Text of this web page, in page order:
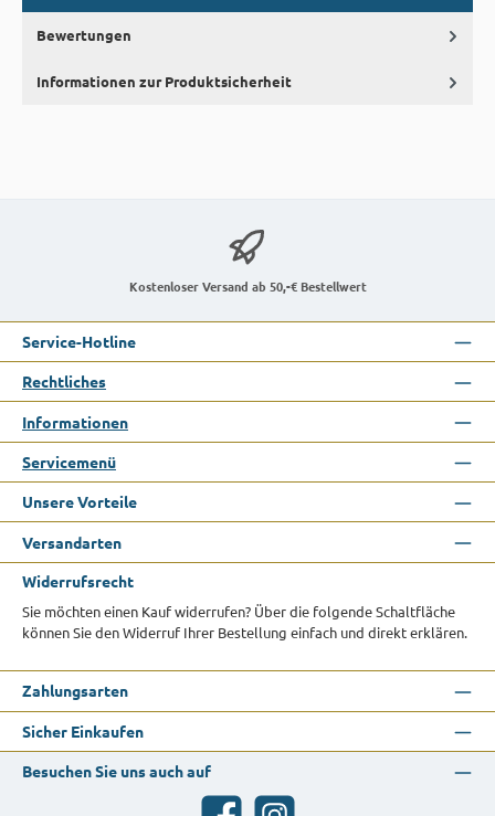
Bewertungen
Informationen zur Produktsicherheit
Kostenloser Versand ab 50,-€ Bestellwert
Service-Hotline
Rechtliches
Informationen
Servicemenü
Unsere Vorteile
Versandarten
Widerrufsrecht
Sie möchten einen Kauf widerrufen? Über die folgende Schaltfläche
können Sie den Widerruf Ihrer Bestellung einfach und direkt erklären.
Zahlungsarten
Sicher Einkaufen
Besuchen Sie uns auch auf